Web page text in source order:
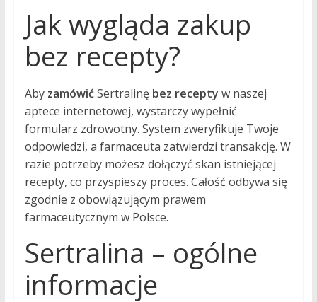
Jak wygląda zakup
bez recepty?
Aby zamówićSertralinę bez recepty w naszej
aptece internetowej, wystarczy wypełnić
formularz zdrowotny. System zweryfikuje Twoje
odpowiedzi, a farmaceuta zatwierdzi transakcję. W
razie potrzeby możesz dołączyć skan istniejącej
recepty, co przyspieszy proces. Całość odbywa się
zgodnie z obowiązującym prawem
farmaceutycznym w Polsce.
Sertralina – ogólne
informacje